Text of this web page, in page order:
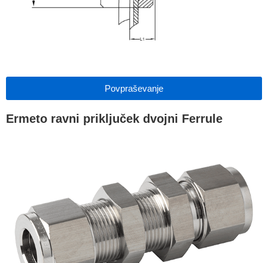
Povpraševanje
Ermeto ravni priključek dvojni Ferrule